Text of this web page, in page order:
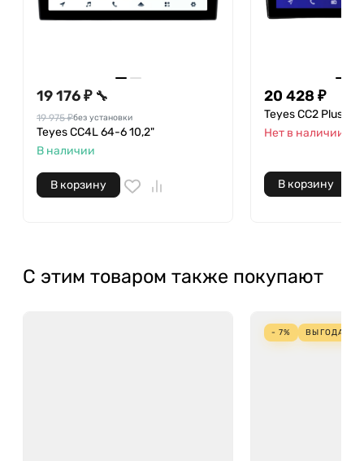
19 176 ₽ 🔧
19 975 ₽без установки
Teyes CC4L 64-6 10,2"
В наличии
В корзину
20 428 ₽
Teyes CC2 Plus
Нет в наличии
В корзину
С этим товаром также покупают
- 7% ВЫГОДА